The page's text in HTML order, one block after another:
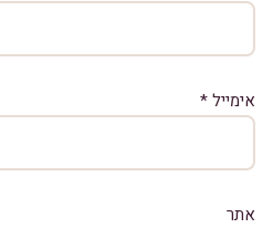
אימייל*
אתר